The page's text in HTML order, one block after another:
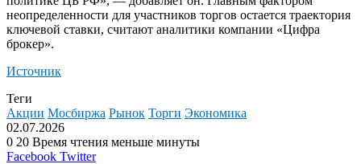
неопределенности для участников торгов остается траектория
ключевой ставки, считают аналитики компании «Цифра
брокер».
Источник
Теги
Акции Мосбиржа Рынок Торги Экономика
02.07.2026
0 20 Время чтения меньше минуты
Facebook TwitterLinkedIn
Tumblr
Reddit
Вконтакте
Одноклассники
Skype
Messenger
Messenger
WhatsApp
Telegram
Viber
Line
Поделиться